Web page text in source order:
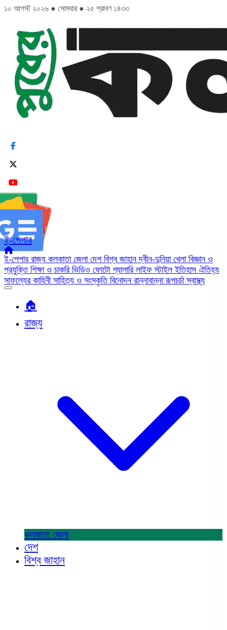
১০ আগস্ট ২০২৬ ● সোমবার ● ২৫ শ্রাবণ ১৪৩৩
ই-পেপার
ই-পেপার রাজ্য কলকাতা জেলা দেশ বিশ্ব জাহানদ্বীন-দুনিয়া খেলা বিজ্ঞান ও
প্রযুক্তি শিক্ষা ও চাকরি ভিডিও ফোটো গ্যালারি লাইফ স্টাইলইতিহাস ঐতিহ্য
সাফল্যের কাহিনী সাহিত্য ও সংস্কৃতি বিনোদন রান্নাবান্নারূপচর্চাস্বাস্থ্য
🏠︎
রাজ্য
কলকাতা জেলা
দেশ
বিশ্ব জাহান